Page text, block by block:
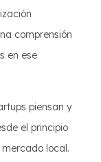
comprensión
en ese
piensan y
el principio
local.